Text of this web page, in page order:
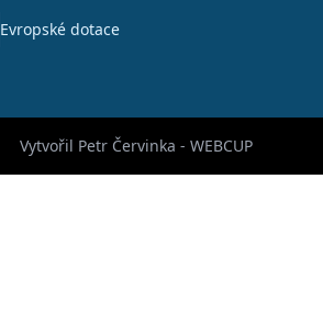
Evropské dotace
Vytvořil Petr Červinka - WEBCUP